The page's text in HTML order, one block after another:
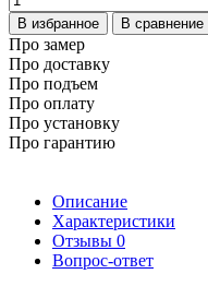
В избранное
В сравнение
Про замер
Про доставку
Про подъем
Про оплату
Про установку
Про гарантию
Описание
Характеристики
Отзывы 0
Вопрос-ответ